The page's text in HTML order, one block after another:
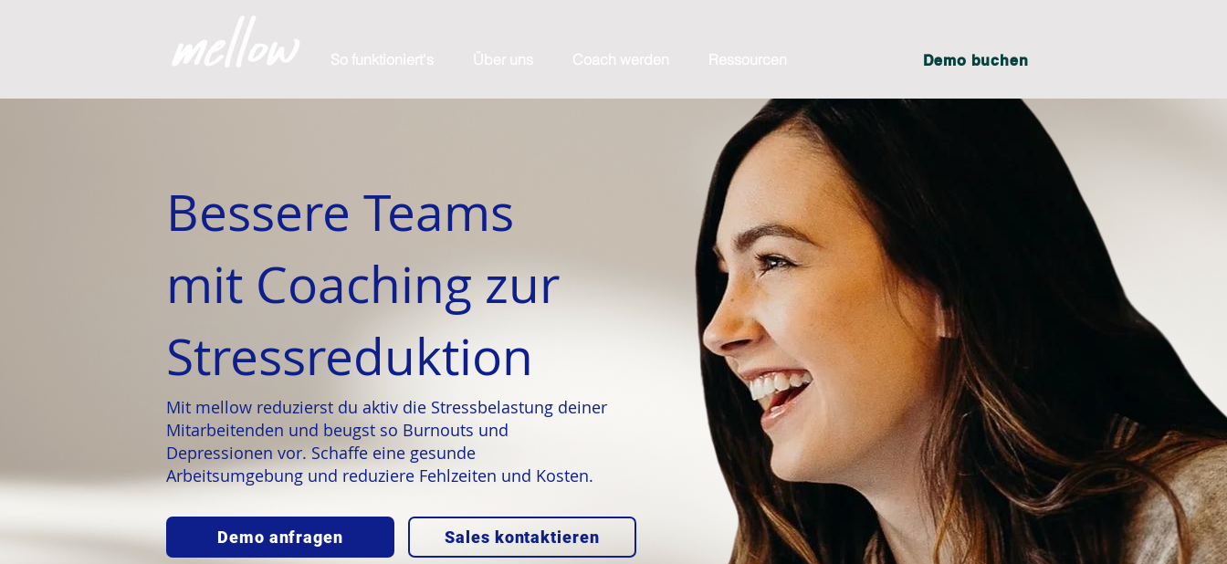
So funktioniert's Über uns Coach werden Ressourcen Demo buchen
Mit mellow reduzierst du aktiv die Stressbelastung deiner
Mitarbeitenden und beugst so Burnouts und
Depressionen vor. Schaffe eine gesunde
Arbeitsumgebung und reduziere Fehlzeiten und Kosten.
Demo anfragen Sales kontaktieren
Bessere Teams
mit Coaching zur
Stressreduktion